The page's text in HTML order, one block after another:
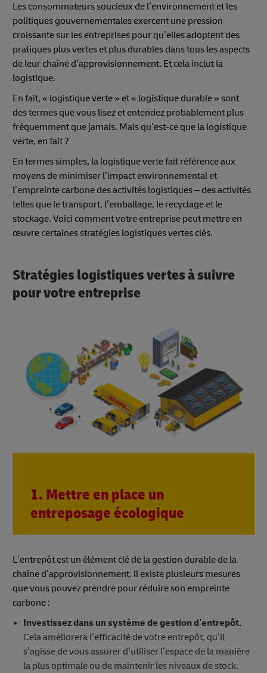
Les consommateurs soucieux de l’environnement et les
politiques gouvernementales exercent une pression
croissante sur les entreprises pour qu’elles adoptent des
pratiques plus vertes et plus durables dans tous les aspects
de leur chaîne d’approvisionnement. Et cela inclut la
logistique.
En fait, « logistique verte » et « logistique durable » sont
des termes que vous lisez et entendez probablement plus
fréquemment que jamais. Mais qu’est-ce que la logistique
verte, en fait ?
En termes simples, la logistique verte fait référence aux
moyens de minimiser l’impact environnemental et
l’empreinte carbone des activités logistiques – des activités
telles que le transport, l’emballage, le recyclage et le
stockage. Voici comment votre entreprise peut mettre en
œuvre certaines stratégies logistiques vertes clés.
Stratégies logistiques vertes à suivre
pour votre entreprise
1. Mettre en place un
entreposage écologique
L’entrepôt est un élément clé de la gestion durable de la
chaîne d’approvisionnement. Il existe plusieurs mesures
que vous pouvez prendre pour réduire son empreinte
carbone :
Investissez dans un système de gestion d’entrepôt.
Cela améliorera l’efficacité de votre entrepôt, qu’il
s’agisse de vous assurer d’utiliser l’espace de la manière
la plus optimale ou de maintenir les niveaux de stock.